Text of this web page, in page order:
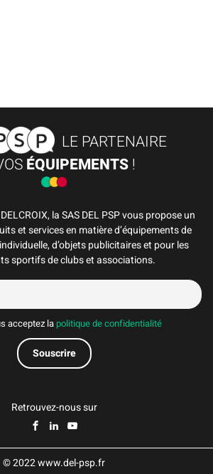
LE PARTENAIRE
ÉQUIPEMENTS!
la SAS DEL PSP vous propose un
et services en matière d’équipements de
d’objets publicitaires et pour les
sportifs de clubs et associations.
acceptez la politique de confidentialité
Retrouvez-nous sur
© 2022 www.del-psp.fr